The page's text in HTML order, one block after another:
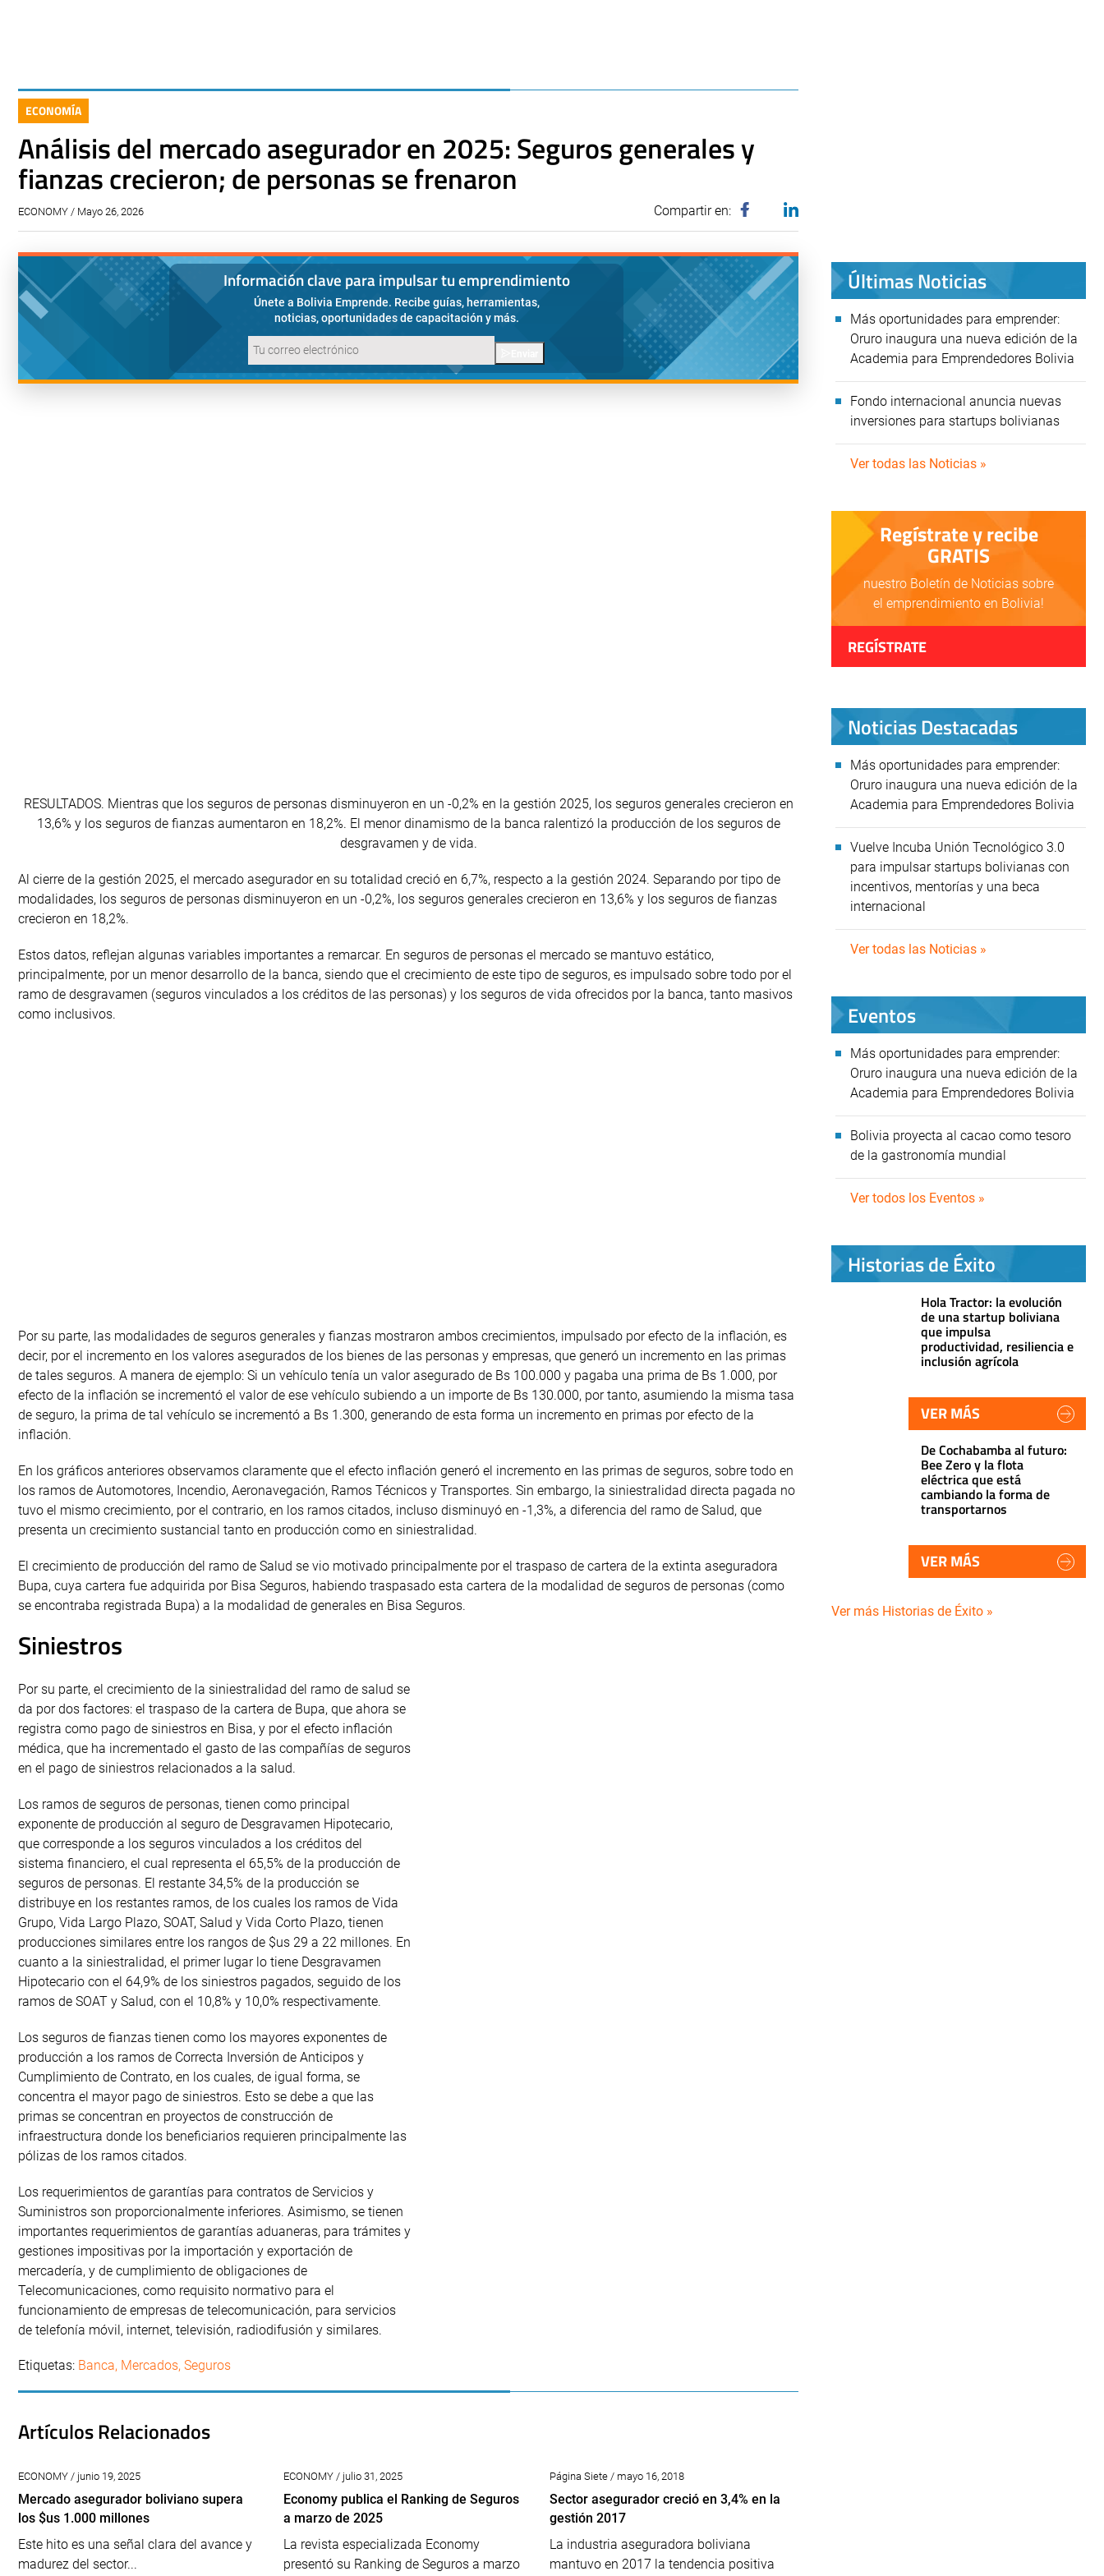
ECONOMÍA
Análisis del mercado asegurador en 2025: Seguros generales y
fianzas crecieron; de personas se frenaron
ECONOMY / Mayo 26, 2026 Compartir en:
Información clave para impulsar tu emprendimiento
Únete a Bolivia Emprende. Recibe guías, herramientas,
noticias, oportunidades de capacitación y más.
RESULTADOS. Mientras que los seguros de personas disminuyeron en un -0,2% en la gestión 2025, los seguros generales crecieron en
13,6% y los seguros de fianzas aumentaron en 18,2%. El menor dinamismo de la banca ralentizó la producción de los seguros de
desgravamen y de vida.
Al cierre de la gestión 2025, el mercado asegurador en su totalidad creció en 6,7%, respecto a la gestión 2024. Separando por tipo de
modalidades, los seguros de personas disminuyeron en un -0,2%, los seguros generales crecieron en 13,6% y los seguros de fianzas
crecieron en 18,2%.
Estos datos, reflejan algunas variables importantes a remarcar. En seguros de personas el mercado se mantuvo estático,
principalmente, por un menor desarrollo de la banca, siendo que el crecimiento de este tipo de seguros, es impulsado sobre todo por el
ramo de desgravamen (seguros vinculados a los créditos de las personas) y los seguros de vida ofrecidos por la banca, tanto masivos
como inclusivos.
Por su parte, las modalidades de seguros generales y fianzas mostraron ambos crecimientos, impulsado por efecto de la inflación, es
decir, por el incremento en los valores asegurados de los bienes de las personas y empresas, que generó un incremento en las primas
de tales seguros. A manera de ejemplo: Si un vehículo tenía un valor asegurado de Bs 100.000 y pagaba una prima de Bs 1.000, por
efecto de la inflación se incrementó el valor de ese vehículo subiendo a un importe de Bs 130.000, por tanto, asumiendo la misma tasa
de seguro, la prima de tal vehículo se incrementó a Bs 1.300, generando de esta forma un incremento en primas por efecto de la
inflación.
En los gráficos anteriores observamos claramente que el efecto inflación generó el incremento en las primas de seguros, sobre todo en
los ramos de Automotores, Incendio, Aeronavegación, Ramos Técnicos y Transportes. Sin embargo, la siniestralidad directa pagada no
tuvo el mismo crecimiento, por el contrario, en los ramos citados, incluso disminuyó en -1,3%, a diferencia del ramo de Salud, que
presenta un crecimiento sustancial tanto en producción como en siniestralidad.
El crecimiento de producción del ramo de Salud se vio motivado principalmente por el traspaso de cartera de la extinta aseguradora
Bupa, cuya cartera fue adquirida por Bisa Seguros, habiendo traspasado esta cartera de la modalidad de seguros de personas (como
se encontraba registrada Bupa) a la modalidad de generales en Bisa Seguros.
Siniestros
Por su parte, el crecimiento de la siniestralidad del ramo de salud se
da por dos factores: el traspaso de la cartera de Bupa, que ahora se
registra como pago de siniestros en Bisa, y por el efecto inflación
médica, que ha incrementado el gasto de las compañías de seguros
en el pago de siniestros relacionados a la salud.
Los ramos de seguros de personas, tienen como principal
exponente de producción al seguro de Desgravamen Hipotecario,
que corresponde a los seguros vinculados a los créditos del
sistema financiero, el cual representa el 65,5% de la producción de
seguros de personas. El restante 34,5% de la producción se
distribuye en los restantes ramos, de los cuales los ramos de Vida
Grupo, Vida Largo Plazo, SOAT, Salud y Vida Corto Plazo, tienen
producciones similares entre los rangos de $us 29 a 22 millones. En
cuanto a la siniestralidad, el primer lugar lo tiene Desgravamen
Hipotecario con el 64,9% de los siniestros pagados, seguido de los
ramos de SOAT y Salud, con el 10,8% y 10,0% respectivamente.
Los seguros de fianzas tienen como los mayores exponentes de
producción a los ramos de Correcta Inversión de Anticipos y
Cumplimiento de Contrato, en los cuales, de igual forma, se
concentra el mayor pago de siniestros. Esto se debe a que las
primas se concentran en proyectos de construcción de
infraestructura donde los beneficiarios requieren principalmente las
pólizas de los ramos citados.
Los requerimientos de garantías para contratos de Servicios y
Suministros son proporcionalmente inferiores. Asimismo, se tienen
importantes requerimientos de garantías aduaneras, para trámites y
gestiones impositivas por la importación y exportación de
mercadería, y de cumplimiento de obligaciones de
Telecomunicaciones, como requisito normativo para el
funcionamiento de empresas de telecomunicación, para servicios
de telefonía móvil, internet, televisión, radiodifusión y similares.
Etiquetas: Banca, Mercados, Seguros
Artículos Relacionados
ECONOMY / junio 19, 2025
Mercado asegurador boliviano supera
los $us 1.000 millones
Este hito es una señal clara del avance y
madurez del sector...
ECONOMY / julio 31, 2025
Economy publica el Ranking de Seguros
a marzo de 2025
La revista especializada Economy
presentó su Ranking de Seguros a marzo
Página Siete / mayo 16, 2018
Sector asegurador creció en 3,4% en la
gestión 2017
La industria aseguradora boliviana
mantuvo en 2017 la tendencia positiva
Últimas Noticias
Más oportunidades para emprender:
Oruro inaugura una nueva edición de la
Academia para Emprendedores Bolivia
Fondo internacional anuncia nuevas
inversiones para startups bolivianas
Ver todas las Noticias »
Regístrate y recibe
GRATIS
nuestro Boletín de Noticias sobre
el emprendimiento en Bolivia!
REGÍSTRATE
Noticias Destacadas
Más oportunidades para emprender:
Oruro inaugura una nueva edición de la
Academia para Emprendedores Bolivia
Vuelve Incuba Unión Tecnológico 3.0
para impulsar startups bolivianas con
incentivos, mentorías y una beca
internacional
Ver todas las Noticias »
Eventos
Más oportunidades para emprender:
Oruro inaugura una nueva edición de la
Academia para Emprendedores Bolivia
Bolivia proyecta al cacao como tesoro
de la gastronomía mundial
Ver todos los Eventos »
Historias de Éxito
Hola Tractor: la evolución
de una startup boliviana
que impulsa
productividad, resiliencia e
inclusión agrícola
VER MÁS
De Cochabamba al futuro:
Bee Zero y la flota
eléctrica que está
cambiando la forma de
transportarnos
VER MÁS
Ver más Historias de Éxito »